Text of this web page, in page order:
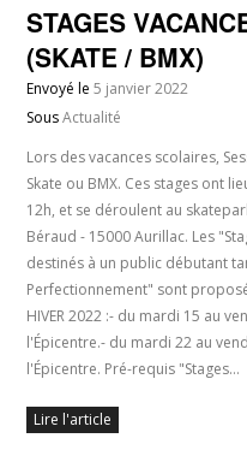
STAGES
(SKATE / BMX)
Envoyé le5 janvier 2022
SousActualité
Lors des vacances scolaires,
Skate ou BMX. Ces stages ont
12h, et se déroulent au
Béraud - 15000 Aurillac. Les
destinés à un public débutant
Perfectionnement" sont
HIVER 2022 :- du mardi 15 au
l'Épicentre.- du mardi 22 au
l'Épicentre. Pré-requis "Stages…
Lire l'article